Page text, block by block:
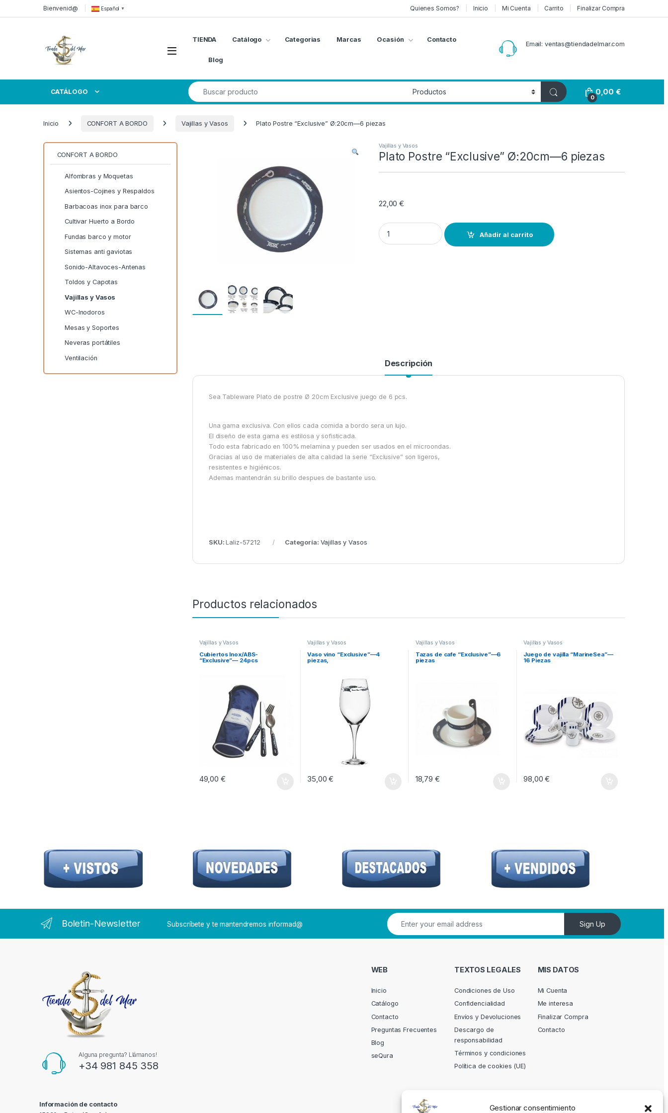
Gestionar consentimiento
Skip to navigation
Skip to contentBienvenid@ Español ▼ Quienes Somos? Inicio Mi Cuenta Carrito Finalizar Compra
Open
TIENDA Catálogo Categorias Marcas Ocasión Contacto
Blog
Email: ventas@tiendadelmar.com
CATÁLOGO
Search for:
0
0,00€
Inicio CONFORT A BORDO Vajillas y Vasos Plato Postre “Exclusive” Ø:20cm—6 piezas
Vajillas y Vasos
Plato Postre “Exclusive” Ø:20cm—6 piezas
22,00€
Plato Postre "Exclusive" Ø:20cm---6 piezas quantity
Añadir al carrito
Descripción
Sea Tableware Plato de postre Ø 20cm Exclusive juego de 6 pcs.
Una gama exclusiva. Con ellos cada comida a bordo sera un lujo.
El diseño de esta gama es estilosa y sofisticada.
Todo esta fabricado en 100% melamina y pueden ser usados en el microondas.
Gracias al uso de materiales de alta calidad la serie “Exclusive” son ligeros,
resistentes e higiénicos.
Ademas mantendrán su brillo despues de bastante uso.
SKU:Laliz-57212 Categoría: Vajillas y Vasos
Productos relacionados
Vajillas y Vasos
Cubiertos Inox/ABS-
“Exclusive”— 24pcs
49,00 €
Vajillas y Vasos
Vaso vino “Exclusive”—4
piezas,
35,00€
Vajillas y Vasos
Tazas de cafe “Exclusive”—6
piezas
18,79 €
Vajillas y Vasos
Juego de vajilla “MarineSea”—
16 Piezas
98,00€
CONFORT A BORDO
Alfombras y Moquetas
Asientos-Cojines y Respaldos
Barbacoas inox para barco
Cultivar Huerto a Bordo
Fundas barco y motor
Sistemas anti gaviotas
Sonido-Altavoces-Antenas
Toldos y Capotas
Vajillas y Vasos
WC-Inodoros
Mesas y Soportes
Neveras portátiles
Ventilación
Boletin-Newsletter Subscríbete y te mantendremos informad@ Sign Up
Alguna pregunta? Llámanos!
+34 981 845 358
Información de contacto
WEB
Inicio
Catálogo
Contacto
Preguntas Frecuentes
Blog
seQura
TEXTOS LEGALES
Condiciones de Uso
Confidencialidad
Envíos y Devoluciones
Descargo de
responsabilidad
Términos y condiciones
Política de cookies (UE)
MIS DATOS
Mi Cuenta
Me interesa
Finalizar Compra
Contacto